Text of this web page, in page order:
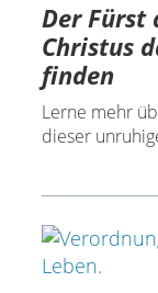
Der Fürst
Christus
finden
Lerne mehr
dieser